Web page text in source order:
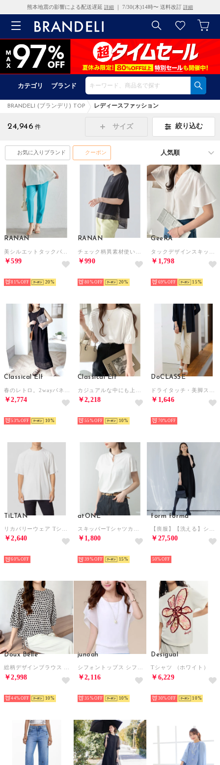
熊本地震の影響による配送遅延 詳細 ｜ 7/30(木)14時〜 送料改訂 詳細
カテゴリ ブランド
BRANDELI (ブランデリ) TOP レディースファッション
24,946 件 サイズ 絞り込む
お気に入りブランド クーポン
RANAN
￥599
81% 20
RANAN
￥990
80% 20
GeeRA
￥1,798
69% 15
Classical Elf
￥2,774
53% 10
Classical Elf
￥2,218
55% 10
DoCLASSE
￥1,646
70%
TiLTAN
￥2,640
60%
atONE
￥1,800
39% 15
form forma
￥27,500
50%
Doux Belle
総柄デザインブラウス レディース トップス （ベージュ）
￥2,998
44% 10
junoah
シフォントップス シフォン ブラウス レディース 半袖 （ホワイト）
￥2,116
35% 10
Desigual
Tシャツ （ホワイト）
￥6,229
30% 10